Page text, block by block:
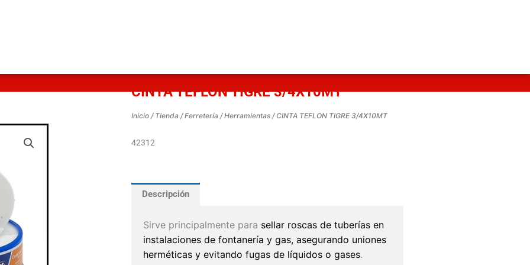
CINTA TEFLON TIGRE 3/4X10MT
Inicio / Tienda /Ferretería /Herramientas / CINTA TEFLON TIGRE 3/4X10MT
42312
Descripción
Sirve principalmente para sellar roscas de tuberías en
instalaciones de fontanería y gas, asegurando uniones
herméticas y evitando fugas de líquidos o gases.